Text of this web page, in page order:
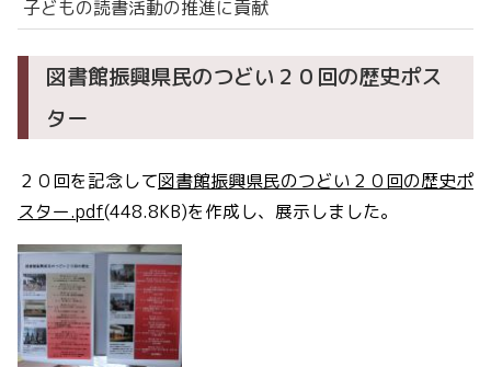
子どもの読書活動の推進に貢献
図書館振興県民のつどい２０回の歴史ポス
ター
２０回を記念して図書館振興県民のつどい２０回の歴史ポ
スター.pdf(448.8KB)を作成し、展示しました。